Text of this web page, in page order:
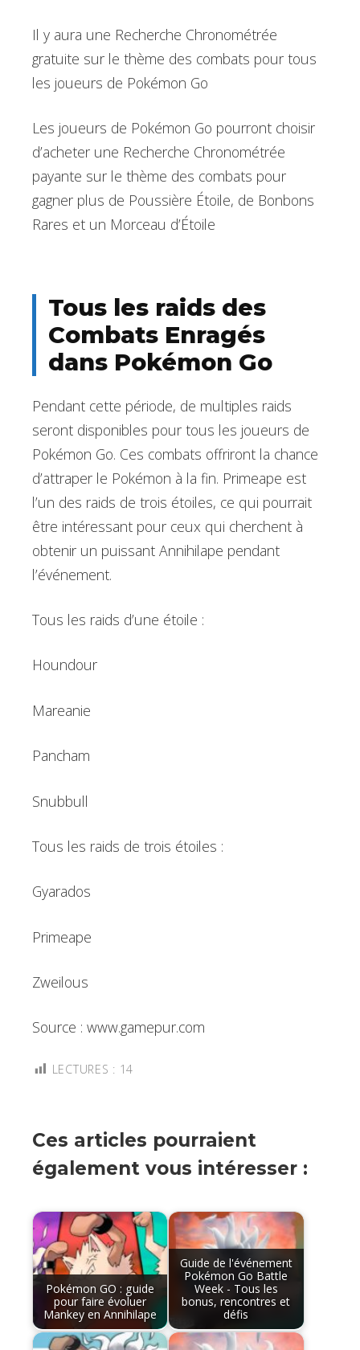
Il y aura une Recherche Chronométrée
gratuite sur le thème des combats pour tous
les joueurs de Pokémon Go
Les joueurs de Pokémon Go pourront choisir
d’acheter une Recherche Chronométrée
payante sur le thème des combats pour
gagner plus de Poussière Étoile, de Bonbons
Rares et un Morceau d’Étoile
Tous les raids des
Combats Enragés
dans Pokémon Go
Pendant cette période, de multiples raids
seront disponibles pour tous les joueurs de
Pokémon Go. Ces combats offriront la chance
d’attraper le Pokémon à la fin. Primeape est
l’un des raids de trois étoiles, ce qui pourrait
être intéressant pour ceux qui cherchent à
obtenir un puissant Annihilape pendant
l’événement.
Tous les raids d’une étoile :
Houndour
Mareanie
Pancham
Snubbull
Tous les raids de trois étoiles :
Gyarados
Primeape
Zweilous
Source : www.gamepur.com
LECTURES : 14
Ces articles pourraient
également vous intéresser :
Pokémon GO : guide
pour faire évoluer
Mankey en Annihilape
Guide de l'événement
Pokémon Go Battle
Week - Tous les
bonus, rencontres et
défis